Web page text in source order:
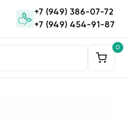
+7 (949) 386-07-72
+7 (949) 454-91-87
0